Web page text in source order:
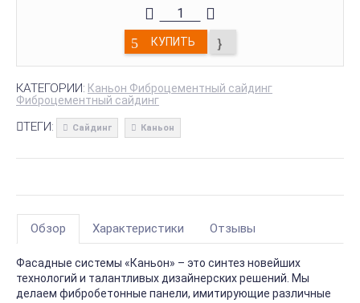
КУПИТЬ
КАТЕГОРИИ: Каньон Фиброцементный сайдинг
Фиброцементный сайдинг
ТЕГИ: Сайдинг Каньон
Обзор Характеристики Отзывы
Фасадные системы «Каньон» – это синтез новейших
технологий и талантливых дизайнерских решений. Мы
делаем фибробетонные панели, имитирующие различные